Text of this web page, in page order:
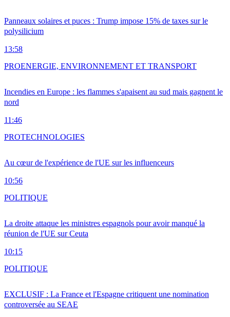
Panneaux solaires et puces : Trump impose 15% de taxes sur le
polysilicium
13:58
Incendies en Europe : les flammes s'apaisent au sud mais gagnent le
nord
11:46
PROENERGIE, ENVIRONNEMENT ET TRANSPORT
Au cœur de l'expérience de l'UE sur les influenceurs
10:56
PROTECHNOLOGIES
La droite attaque les ministres espagnols pour avoir manqué la
réunion de l'UE sur Ceuta
10:15
POLITIQUE
EXCLUSIF : La France et l'Espagne critiquent une nomination
controversée au SEAE
POLITIQUE